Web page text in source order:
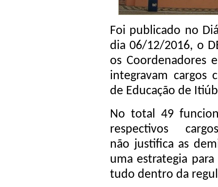
Foi publicado no
dia 06/12/2016, o
os Coordenadores
integravam cargos
de Educação de
No total 49
respectivos
não justifica as
uma estrategia
tudo dentro da